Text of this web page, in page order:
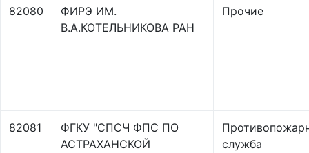
82080
ФИРЭ ИМ.
В.А.КОТЕЛЬНИКОВА РАН
Прочие
82081
ФГКУ "СПСЧ ФПС ПО
АСТРАХАНСКОЙ
служба